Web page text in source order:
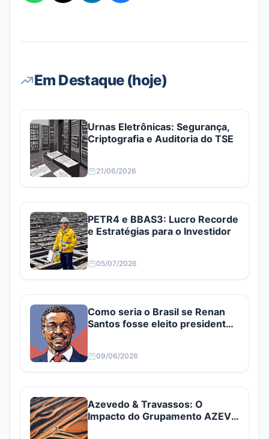
Em Destaque (hoje)
Urnas Eletrônicas: Segurança,
Criptografia e Auditoria do TSE
21/06/2026
PETR4 e BBAS3: Lucro Recorde
e Estratégias para o Investidor
05/07/2026
Como seria o Brasil se Renan
Santos fosse eleito presidente?
09/06/2026
Azevedo & Travassos: O
Impacto do Grupamento AZEV3